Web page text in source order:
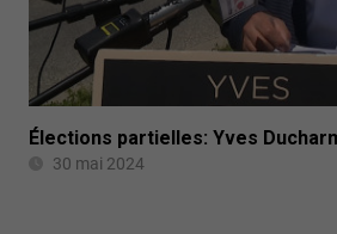
Élections partielles: Yves
30 mai 2024